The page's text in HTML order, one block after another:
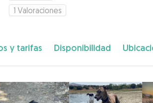
1 Valoraciones
y tarifas Disponibilidad